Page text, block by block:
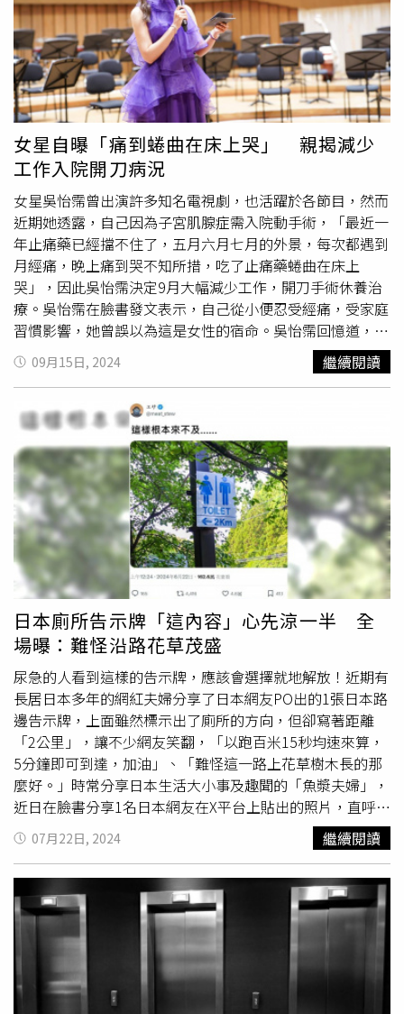
力氣完成工作，但如果尿太少就跑去排尿，反而增加膀胱負
擔，這時候膀胱壁沒有被充分拉伸，逼尿肌必須更費力地收
縮，才能把少量尿液排乾淨，而且頻繁小量排尿會讓膀胱延
展性變差，儲尿能力下降，進一步形成頻尿問題。侯鎮邦提
醒，所以養成正確習慣很重要，感覺膀胱差不多七分滿時再
排尿，這樣逼尿肌輕鬆、膀胱更健康，而且大家放心，不會
因為七分滿排尿而造成尿路感染。
女星自曝「痛到蜷曲在床上哭」 親揭減少
工作入院開刀病況
女星吳怡霈曾出演許多知名電視劇，也活躍於各節目，然而
近期她透露，自己因為子宮肌腺症需入院動手術，「最近一
年止痛藥已經擋不住了，五月六月七月的外景，每次都遇到
月經痛，晚上痛到哭不知所措，吃了止痛藥蜷曲在床上
哭」，因此吳怡霈決定9月大幅減少工作，開刀手術休養治
療。吳怡霈在臉書發文表示，自己從小便忍受經痛，受家庭
習慣影響，她曾誤以為這是女性的宿命。吳怡霈回憶道，母
親經痛時曾經痛到幾乎暈倒在浴缸，而她自己也曾接受過各
種治療，包括中醫、針灸、熱敷、調整飲食作息、運動等。
然而這些措施對於她的子宮肌腺症似乎效果有限。吳怡霈說
明，沒想到今年情況惡化，她甚至在月經期間無法正常工
作，經常因大量失血而感到虛弱，「最近一年止痛藥已經擋
不住了，五月六月七月的外景，每次都遇到月經痛，晚上痛
到哭不知所措，吃了止痛藥蜷曲在床上哭，等藥效來，那種
真的可以感受到止痛藥散開，滲進血液了，去細胞跟神經
了，漸漸的比較不痛了，痛感漸漸變弱」。吳怡霈提到，月
經不僅造成嚴重的貧血，還伴隨著持續的骨盆腔疼痛和頻繁
的夜間 尿意
，她的經紀人不得不隨身攜帶鐵劑以維持她的健
康，「今年更嚴重了，月經不來的時候也痛，整個骨盆腔都
在痛，肌腺症嚴重到壓迫膀胱，晚上一直頻尿，一個晚上起
來上8次廁所，無法好好睡覺。原本打算與病痛共存，找到
與他相處的方式，今年真的撐不下去」。經過詳細評估，最
終吳怡霈選擇了微波消融手術。這項手術利用高溫微波原
理，將子宮內的病變組織燒毀，以達到緩解病症的效果。吳
怡霈表示，她的醫生告訴她，這種手術對於子宮肌腺症的治
療效果較為明顯，但仍需注意術後觀察，因為這種病症有可
能復發。吳怡霈表示，手術後的恢復過程雖然艱難，但她感
覺到了一種「重生」的希望。她希望自己的經歷能夠給其他
正在經歷類似痛苦的女性提供一些啟發，鼓勵她們尋找適合
自己的治療方法，並勇敢面對健康挑戰。
09月15日, 2024 繼續閱讀
日本廁所告示牌「這內容」心先涼一半 全
場曝：難怪沿路花草茂盛
尿急的人看到這樣的告示牌，應該會選擇就地解放！近期有
長居日本多年的網紅夫婦分享了日本網友PO出的1張日本路
邊告示牌，上面雖然標示出了廁所的方向，但卻寫著距離
「2公里」，讓不少網友笑翻，「以跑百米15秒均速來算，
5分鐘即可到達，加油」、「難怪這一路上花草樹木長的那
麼好。」時常分享日本生活大小事及趣聞的「魚漿夫婦」，
近日在臉書分享1名日本網友在X平台上貼出的照片，直呼
「這樣根本來不及…」，只見畫面中，是許多日本人熟悉的
白底藍字廁所標誌，上面雖然標示出了廁所的方向，但卻寫
著令人不可置信的「2公里」距離，意味著大概需要步行約
20分鐘才能抵達。這張照片在X平台短短幾天內就吸引數百
萬網友觀看，台灣網友也在「魚漿夫婦」貼文下熱議，「至
少目標與距離十分明確」、「到達後發現維修中」、「大概
只有快銀來得及」、「難怪這一路上花草樹木長的那麼
好」、「已經拉了！謝謝」、「該不會還是山林裡唯一的廁
所吧」、「尿急看到會想死」、「以跑百米15秒均速來算，
07月22日, 2024 繼續閱讀